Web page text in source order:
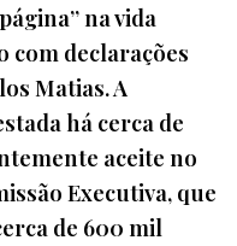
na vida
com declarações
Matias. A
há cerca de
aceite no
Executiva, que
de 600 mil